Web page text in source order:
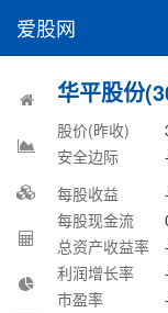
爱股网
华平股份
股价(昨收)
安全边际
每股收益
每股现金流
总资产收益率
利润增长率
市盈率